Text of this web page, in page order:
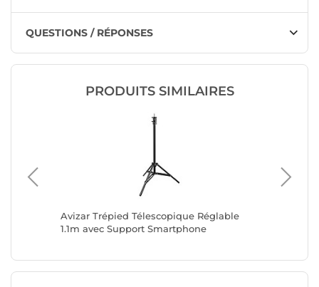
QUESTIONS / RÉPONSES
PRODUITS SIMILAIRES
Avizar Trépied Télescopique Réglable
1.1m avec Support Smartphone